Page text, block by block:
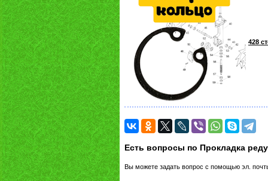
428
Есть вопросы по Прокладка
Вы можете задать вопрос с помощью эл.